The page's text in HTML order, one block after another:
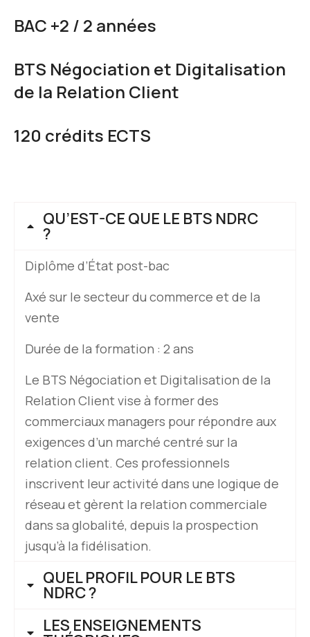
BAC +2 / 2 années
BTS Négociation et Digitalisation
de la Relation Client
120 crédits ECTS
QU’EST-CE QUE LE BTS NDRC
?
Diplôme d’État post-bac
Axé sur le secteur du commerce et de la
vente
Durée de la formation : 2 ans
Le BTS Négociation et Digitalisation de la
Relation Client vise à former des
commerciaux managers pour répondre aux
exigences d’un marché centré sur la
relation client. Ces professionnels
inscrivent leur activité dans une logique de
réseau et gèrent la relation commerciale
dans sa globalité, depuis la prospection
jusqu’à la fidélisation.
QUEL PROFIL POUR LE BTS
NDRC ?
LES ENSEIGNEMENTS